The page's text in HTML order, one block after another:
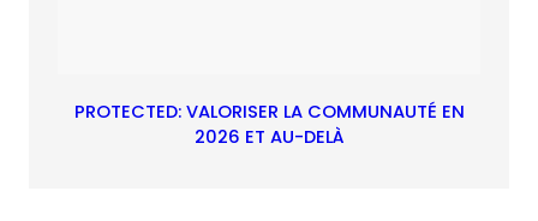
PROTECTED: VALORISER LA COMMUNAUTÉ EN
2026 ET AU-DELÀ